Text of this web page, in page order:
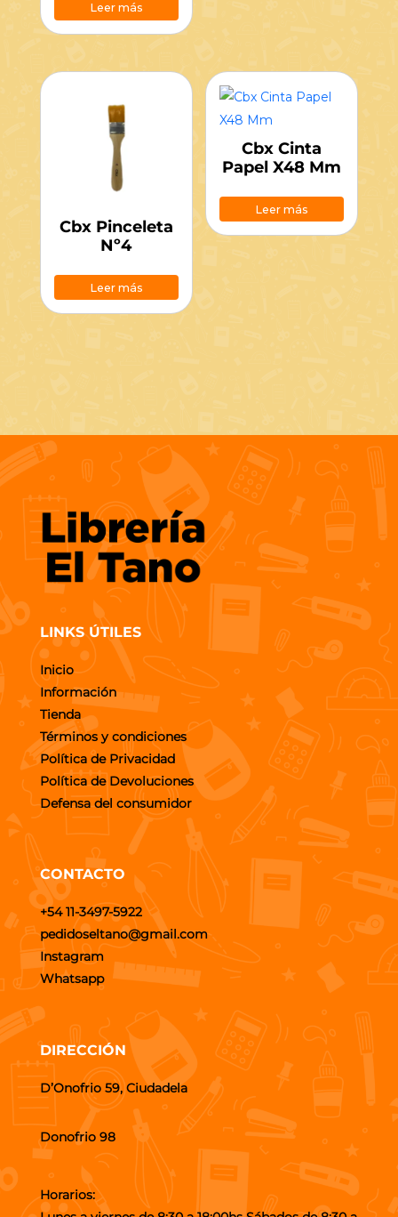
Leer más
Cbx Pinceleta
Nº4
Leer más
Cbx Cinta
Papel X48 Mm
Leer más
LINKS ÚTILES
Inicio
Información
Tienda
Términos y condiciones
Política de Privacidad
Política de Devoluciones
Defensa del consumidor
CONTACTO
+54 11-3497-5922
pedidoseltano@gmail.com
Instagram
Whatsapp
DIRECCIÓN
D’Onofrio 59, Ciudadela
Donofrio 98
Horarios: